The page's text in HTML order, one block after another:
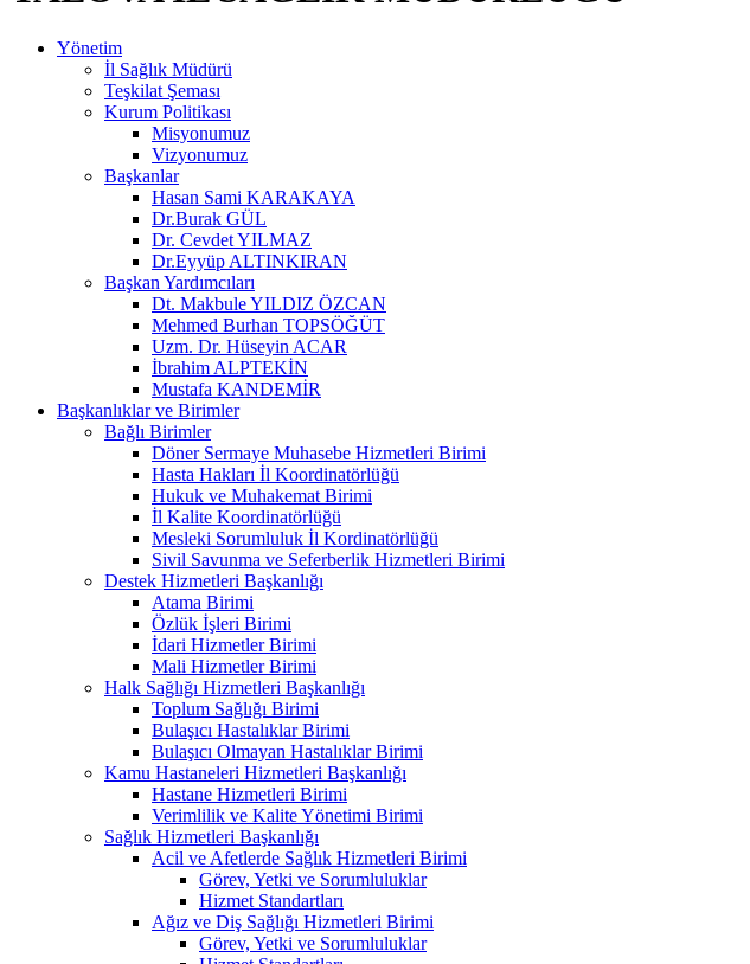
Yönetim
İl Sağlık Müdürü
Teşkilat Şeması
Kurum Politikası
Misyonumuz
Vizyonumuz
Başkanlar
Hasan Sami KARAKAYA
Dr.Burak GÜL
Dr. Cevdet YILMAZ
Dr.Eyyüp ALTINKIRAN
Başkan Yardımcıları
Dt. Makbule YILDIZ ÖZCAN
Mehmed Burhan TOPSÖĞÜT
Uzm. Dr. Hüseyin ACAR
İbrahim ALPTEKİN
Mustafa KANDEMİR
Başkanlıklar ve Birimler
Bağlı Birimler
Döner Sermaye Muhasebe Hizmetleri Birimi
Hasta Hakları İl Koordinatörlüğü
Hukuk ve Muhakemat Birimi
İl Kalite Koordinatörlüğü
Mesleki Sorumluluk İl Kordinatörlüğü
Sivil Savunma ve Seferberlik Hizmetleri Birimi
Destek Hizmetleri Başkanlığı
Atama Birimi
Özlük İşleri Birimi
İdari Hizmetler Birimi
Mali Hizmetler Birimi
Halk Sağlığı Hizmetleri Başkanlığı
Toplum Sağlığı Birimi
Bulaşıcı Hastalıklar Birimi
Bulaşıcı Olmayan Hastalıklar Birimi
Kamu Hastaneleri Hizmetleri Başkanlığı
Hastane Hizmetleri Birimi
Verimlilik ve Kalite Yönetimi Birimi
Sağlık Hizmetleri Başkanlığı
Acil ve Afetlerde Sağlık Hizmetleri Birimi
Görev, Yetki ve Sorumluluklar
Hizmet Standartları
Ağız ve Diş Sağlığı Hizmetleri Birimi
Görev, Yetki ve Sorumluluklar